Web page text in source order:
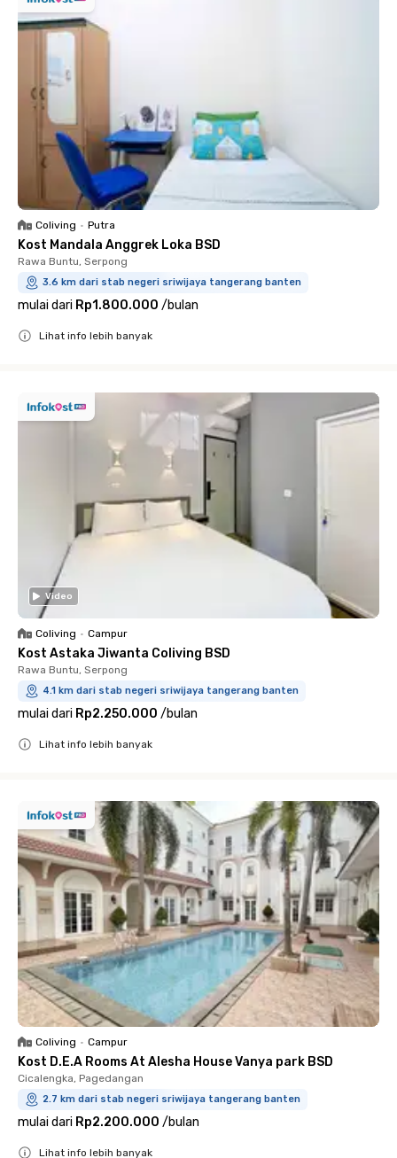
Coliving • Putra
Kost Mandala Anggrek Loka BSD
Rawa Buntu, Serpong
3.6 km dari stab negeri sriwijaya tangerang banten
mulai dari Rp1.800.000 /bulan
Lihat info lebih banyak
Video
Coliving • Campur
Kost Astaka Jiwanta Coliving BSD
Rawa Buntu, Serpong
4.1 km dari stab negeri sriwijaya tangerang banten
mulai dari Rp2.250.000 /bulan
Lihat info lebih banyak
Coliving • Campur
Kost D.E.A Rooms At Alesha House Vanya park BSD
Cicalengka, Pagedangan
2.7 km dari stab negeri sriwijaya tangerang banten
mulai dari Rp2.200.000 /bulan
Lihat info lebih banyak